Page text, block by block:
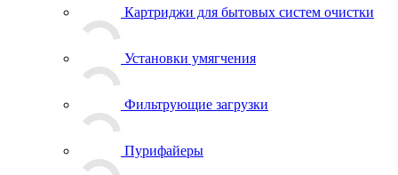
Картриджи для бытовых систем очистки
Установки умягчения
Фильтрующие загрузки
Пурифайеры